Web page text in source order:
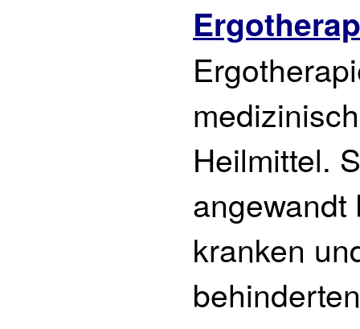
Heilmittel.
angewandt
kranken
behinderten